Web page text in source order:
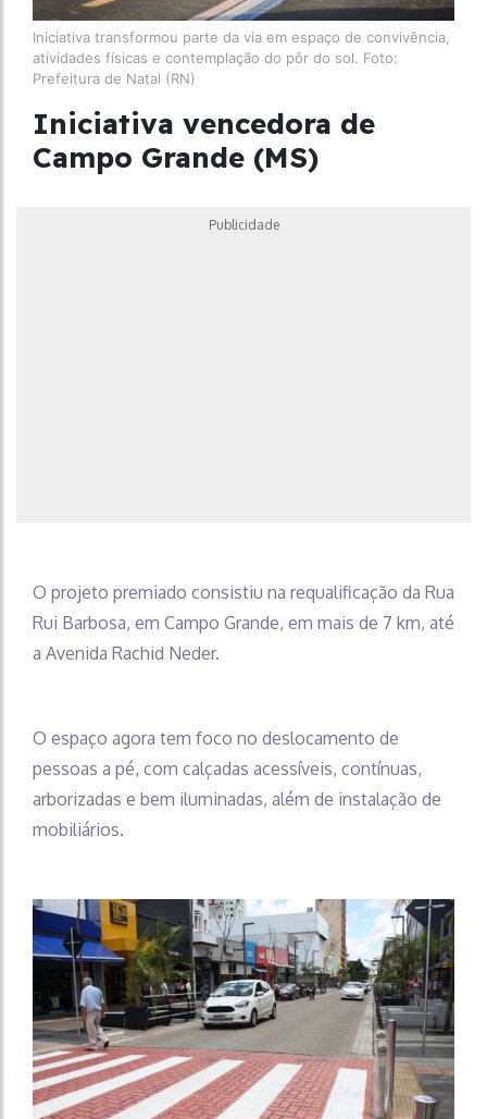
Iniciativa transformou parte da via em espaço de convivência,
atividades físicas e contemplação do pôr do sol. Foto:
Prefeitura de Natal (RN)
Iniciativa vencedora de
Campo Grande (MS)
Publicidade
O projeto premiado consistiu na requalificação da Rua
Rui Barbosa, em Campo Grande, em mais de 7 km, até
a Avenida Rachid Neder.
O espaço agora tem foco no deslocamento de
pessoas a pé, com calçadas acessíveis, contínuas,
arborizadas e bem iluminadas, além de instalação de
mobiliários.